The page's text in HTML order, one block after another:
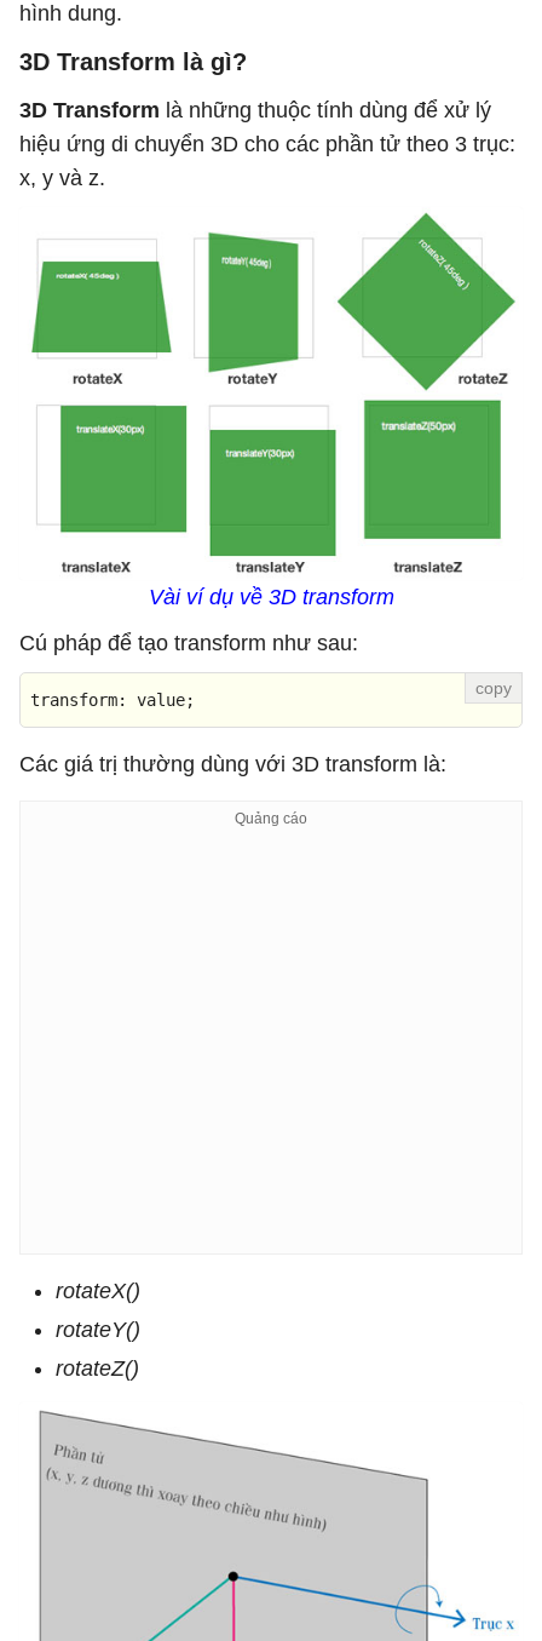
hình dung.
3D Transform là gì?
3D Transform là những thuộc tính dùng để xử lý
hiệu ứng di chuyển 3D cho các phần tử theo 3 trục:
x, y và z.
Vài ví dụ về 3D transform
Cú pháp để tạo transform như sau:
transform: value;
Các giá trị thường dùng với 3D transform là:
rotateX()
rotateY()
rotateZ()